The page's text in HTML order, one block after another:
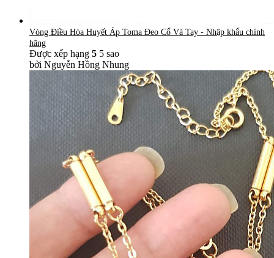
Vòng Điều Hòa Huyết Áp Toma Đeo Cổ Và Tay - Nhập khẩu chính
hãng
Được xếp hạng 5 5 sao
bởi Nguyễn Hồng Nhung